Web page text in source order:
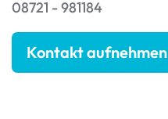
08721 - 981184
Kontakt aufnehmen